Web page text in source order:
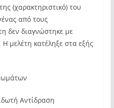
(χαρακτηριστικό) του
από τους
δεν διαγνώστηκε με
μελέτη κατέληξε στα εξής
Αντίδραση